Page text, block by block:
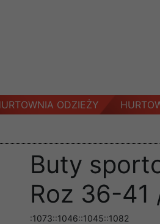
ODZIEŻY
Buty
Roz 36-41
:1073::1046::1045::1082